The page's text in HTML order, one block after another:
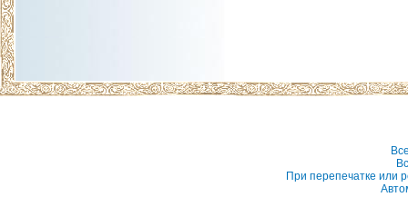
При перепечатке или